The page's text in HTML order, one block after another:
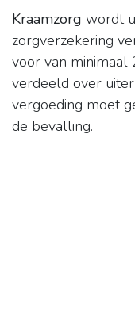
Kraamzorg wordt
zorgverzekering
voor van minimaal
verdeeld over
vergoeding moet
de bevalling.